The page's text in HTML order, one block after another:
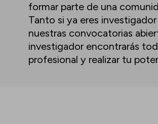
formar parte de una
Tanto si ya eres
nuestras convocatorias
investigador encontrarás
profesional y realizar tu